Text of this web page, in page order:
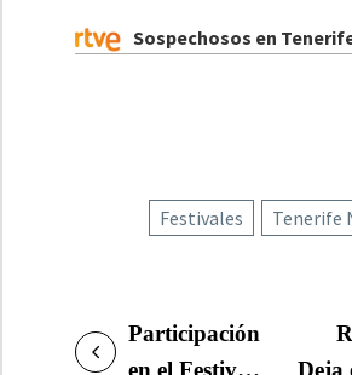
Sospechosos en
Festivales Tenerife
NAVEGACIÓN
Participación
en el Festival
Deja